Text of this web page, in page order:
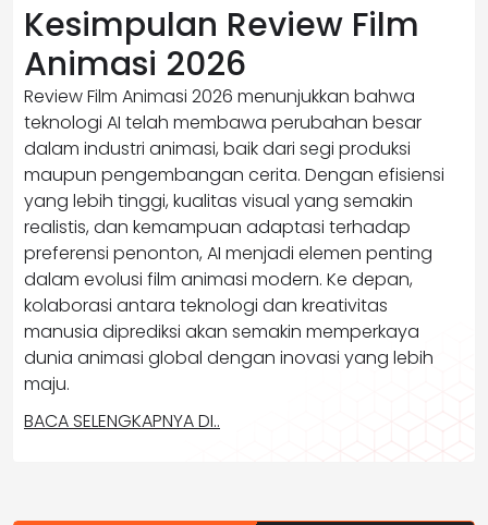
Kesimpulan Review Film
Animasi 2026
Review Film Animasi 2026 menunjukkan bahwa
teknologi AI telah membawa perubahan besar
dalam industri animasi, baik dari segi produksi
maupun pengembangan cerita. Dengan efisiensi
yang lebih tinggi, kualitas visual yang semakin
realistis, dan kemampuan adaptasi terhadap
preferensi penonton, AI menjadi elemen penting
dalam evolusi film animasi modern. Ke depan,
kolaborasi antara teknologi dan kreativitas
manusia diprediksi akan semakin memperkaya
dunia animasi global dengan inovasi yang lebih
maju.
BACA SELENGKAPNYA DI..